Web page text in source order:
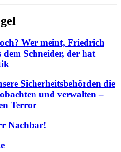
Wer meint, Friedrich
dem Schneider, der hat
Sicherheitsbehörden die
und verwalten –
Terror
Nachbar!